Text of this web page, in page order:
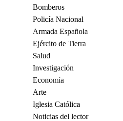
Bomberos
Policía Nacional
Armada Española
Ejército de Tierra
Salud
Investigación
Economía
Arte
Iglesia Católica
Noticias del lector